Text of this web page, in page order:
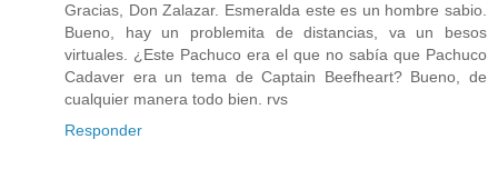
Gracias, Don Zalazar. Esmeralda este es un hombre sabio.
Bueno, hay un problemita de distancias, va un besos
virtuales. ¿Este Pachuco era el que no sabía que Pachuco
Cadaver era un tema de Captain Beefheart? Bueno, de
cualquier manera todo bien. rvs
Responder